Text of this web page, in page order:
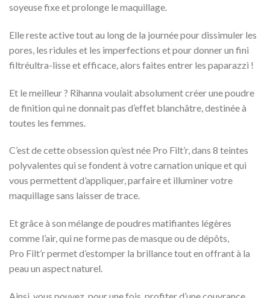
soyeuse fixe et prolonge le maquillage.
Elle reste active tout au long de la journée pour dissimuler les
pores, les ridules et les imperfections et pour donner un fini
filtréultra-lisse et efficace, alors faites entrer les paparazzi !
Et le meilleur ? Rihanna voulait absolument créer une poudre
de finition qui ne donnait pas d’effet blanchâtre, destinée à
toutes les femmes.
C’est de cette obsession qu’est née Pro Filt’r, dans 8 teintes
polyvalentes qui se fondent à votre carnation unique et qui
vous permettent d’appliquer, parfaire et illuminer votre
maquillage sans laisser de trace.
Et grâce à son mélange de poudres matifiantes légères
comme l’air, qui ne forme pas de masque ou de dépôts,
Pro Filt’r permet d’estomper la brillance tout en offrant à la
peau un aspect naturel.